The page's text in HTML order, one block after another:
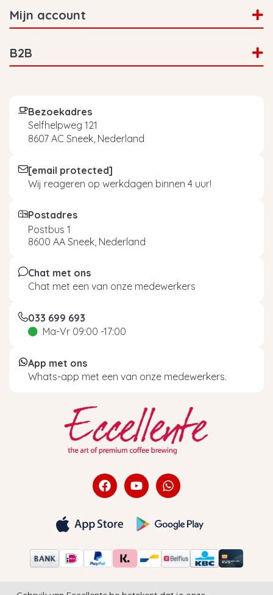
Mijn account
B2B
Bezoekadres
Selfhelpweg 121
8607 AC Sneek, Nederland
[email protected]
Wij reageren op werkdagen binnen 4 uur!
Postadres
Postbus 1
8600 AA Sneek, Nederland
Chat met ons
Chat met een van onze medewerkers
033 699 693
Ma-Vr 09:00 -17:00
App met ons
Whats-app met een van onze medewerkers.